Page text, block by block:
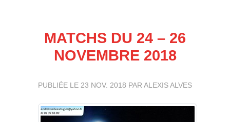
MATCHS DU 24 – 26
NOVEMBRE 2018
PUBLIÉE LE 23 NOV. 2018 PAR ALEXIS ALVES